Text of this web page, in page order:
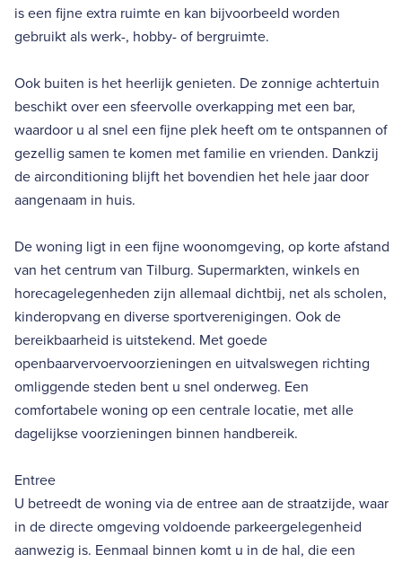
is een fijne extra ruimte en kan bijvoorbeeld worden
gebruikt als werk-, hobby- of bergruimte.
Ook buiten is het heerlijk genieten. De zonnige achtertuin
beschikt over een sfeervolle overkapping met een bar,
waardoor u al snel een fijne plek heeft om te ontspannen of
gezellig samen te komen met familie en vrienden. Dankzij
de airconditioning blijft het bovendien het hele jaar door
aangenaam in huis.
De woning ligt in een fijne woonomgeving, op korte afstand
van het centrum van Tilburg. Supermarkten, winkels en
horecagelegenheden zijn allemaal dichtbij, net als scholen,
kinderopvang en diverse sportverenigingen. Ook de
bereikbaarheid is uitstekend. Met goede
openbaarvervoervoorzieningen en uitvalswegen richting
omliggende steden bent u snel onderweg. Een
comfortabele woning op een centrale locatie, met alle
dagelijkse voorzieningen binnen handbereik.
Entree
U betreedt de woning via de entree aan de straatzijde, waar
in de directe omgeving voldoende parkeergelegenheid
aanwezig is. Eenmaal binnen komt u in de hal, die een